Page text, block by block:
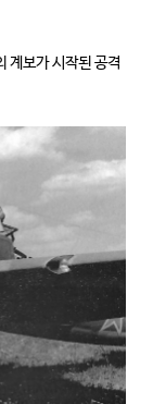
계보가 시작된 공격